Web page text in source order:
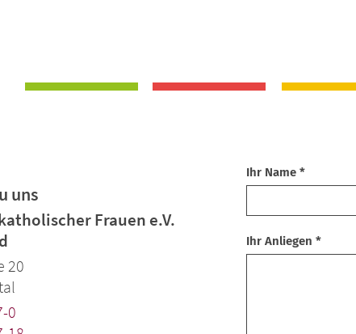
uns
Frauen e.V.
20
0
Ihr Name *
Ihr Anliegen *